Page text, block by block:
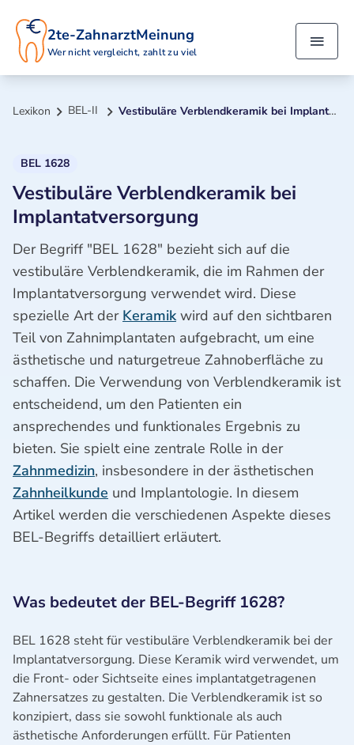
2te-ZahnarztMeinung
Wer nicht vergleicht, zahlt zu viel
Lexikon BEL-II Vestibuläre Verblendkeramik bei Implantatversorgung
BEL 1628
Vestibuläre Verblendkeramik bei
Implantatversorgung
Der Begriff "BEL 1628" bezieht sich auf die
vestibuläre Verblendkeramik, die im Rahmen der
Implantatversorgung verwendet wird. Diese
spezielle Art der Keramikwird auf den sichtbaren
Teil von Zahnimplantaten aufgebracht, um eine
ästhetische und naturgetreue Zahnoberfläche zu
schaffen. Die Verwendung von Verblendkeramik ist
entscheidend, um den Patienten ein
ansprechendes und funktionales Ergebnis zu
bieten. Sie spielt eine zentrale Rolle in der
Zahnmedizin, insbesondere in der ästhetischen
Zahnheilkunde und Implantologie. In diesem
Artikel werden die verschiedenen Aspekte dieses
BEL-Begriffs detailliert erläutert.
Was bedeutet der BEL-Begriff 1628?
BEL 1628 steht für vestibuläre Verblendkeramik bei der
Implantatversorgung. Diese Keramik wird verwendet, um
die Front- oder Sichtseite eines implantatgetragenen
Zahnersatzes zu gestalten. Die Verblendkeramik ist so
konzipiert, dass sie sowohl funktionale als auch
ästhetische Anforderungen erfüllt. Für Patienten